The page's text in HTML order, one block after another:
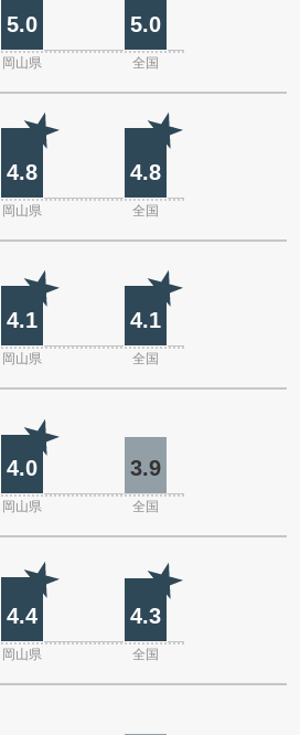
5.0 5.0
岡山県 全国
4.8 4.8
岡山県 全国
4.1 4.1
岡山県 全国
4.0 3.9
岡山県 全国
4.4 4.3
岡山県 全国